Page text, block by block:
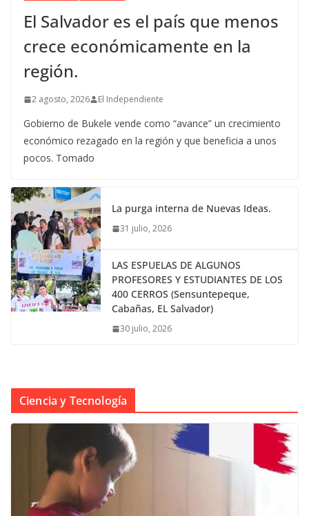
El Salvador es el país que menos
crece económicamente en la
región.
2 agosto, 2026 El Independiente
Gobierno de Bukele vende como “avance” un crecimiento
económico rezagado en la región y que beneficia a unos
pocos. Tomado
La purga interna de Nuevas Ideas.
31 julio, 2026
LAS ESPUELAS DE ALGUNOS
PROFESORES Y ESTUDIANTES DE LOS
400 CERROS (Sensuntepeque,
Cabañas, EL Salvador)
30 julio, 2026
Ciencia y Tecnología